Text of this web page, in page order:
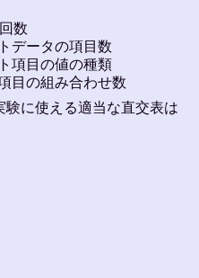
数
ータの項目数
目の値の種類
の組み合わせ数
に使える適当な直交表は